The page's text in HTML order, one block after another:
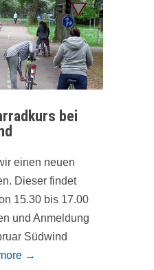
bei
einen neuen
Dieser findet
15.30 bis 17.00
und Anmeldung
Südwind
→